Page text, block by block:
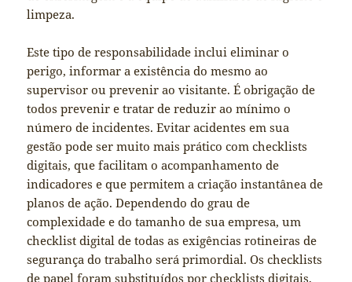
limpeza.
Este tipo de responsabilidade inclui eliminar o
perigo, informar a existência do mesmo ao
supervisor ou prevenir ao visitante. É obrigação de
todos prevenir e tratar de reduzir ao mínimo o
número de incidentes. Evitar acidentes em sua
gestão pode ser muito mais prático com checklists
digitais, que facilitam o acompanhamento de
indicadores e que permitem a criação instantânea de
planos de ação. Dependendo do grau de
complexidade e do tamanho de sua empresa, um
checklist digital de todas as exigências rotineiras de
segurança do trabalho será primordial. Os checklists
de papel foram substituídos por checklists digitais,